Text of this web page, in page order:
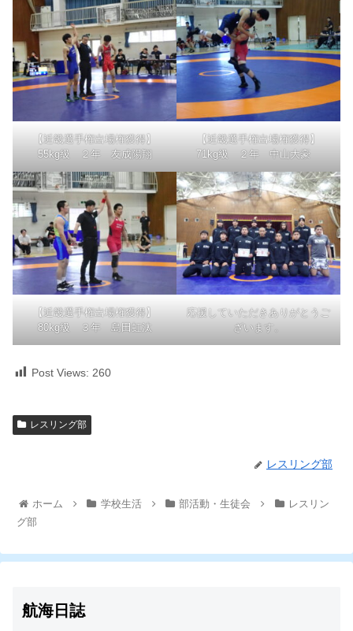
【近畿選手権出場権獲得】
55kg級 ２年 友成陽翔
【近畿選手権出場権獲得】
71kg級 ２年 中山大豪
【近畿選手権出場権獲得】
80kg級 ３年 島田虹汰
応援していただきありがとうご
ざいます。
Post Views: 260
レスリング部
レスリング部
ホーム 学校生活 部活動・生徒会
レスリン
グ部
航海日誌